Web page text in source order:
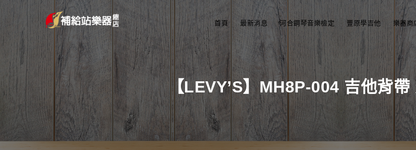
首頁 最新消息 河合鋼琴音樂檢定 豐原學吉他 樂器
【LEVY’S】MH8P-004 吉他背